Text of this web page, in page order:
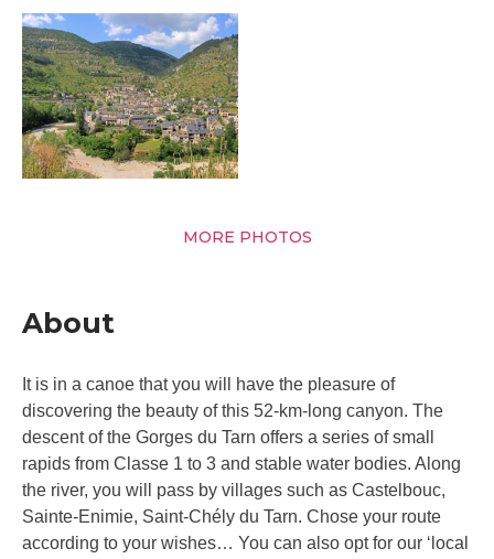
MORE PHOTOS
About
It is in a canoe that you will have the pleasure of
discovering the beauty of this 52-km-long canyon. The
descent of the Gorges du Tarn offers a series of small
rapids from Classe 1 to 3 and stable water bodies. Along
the river, you will pass by villages such as Castelbouc,
Sainte-Enimie, Saint-Chély du Tarn. Chose your route
according to your wishes… You can also opt for our ‘local